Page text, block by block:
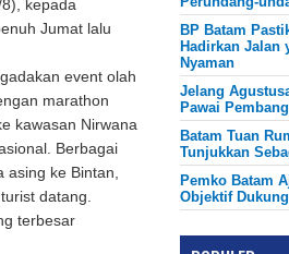
kepada
Jumat lalu
event olah
marathon
kawasan Nirwana
Berbagai
asing ke Bintan,
datang.
terbesar
BP Batam
Hadirkan Jalan
Nyaman
Jelang
Pawai
Batam Tuan
Tunjukkan
Pemko Batam
Objektif